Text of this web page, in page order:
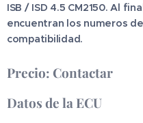
ISB / ISD 4.5 CM2150. Al
encuentran los numeros
compatibilidad.
Precio: Contactar
Datos de la ECU